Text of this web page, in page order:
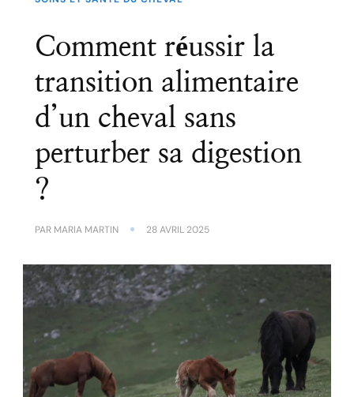
Comment réussir la
transition alimentaire
d’un cheval sans
perturber sa digestion
?
PAR MARIA MARTIN 28 AVRIL 2025